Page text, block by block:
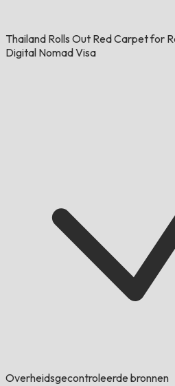
Thailand Rolls Out Red Carpet for
Digital Nomad Visa
Overheidsgecontroleerde bronnen